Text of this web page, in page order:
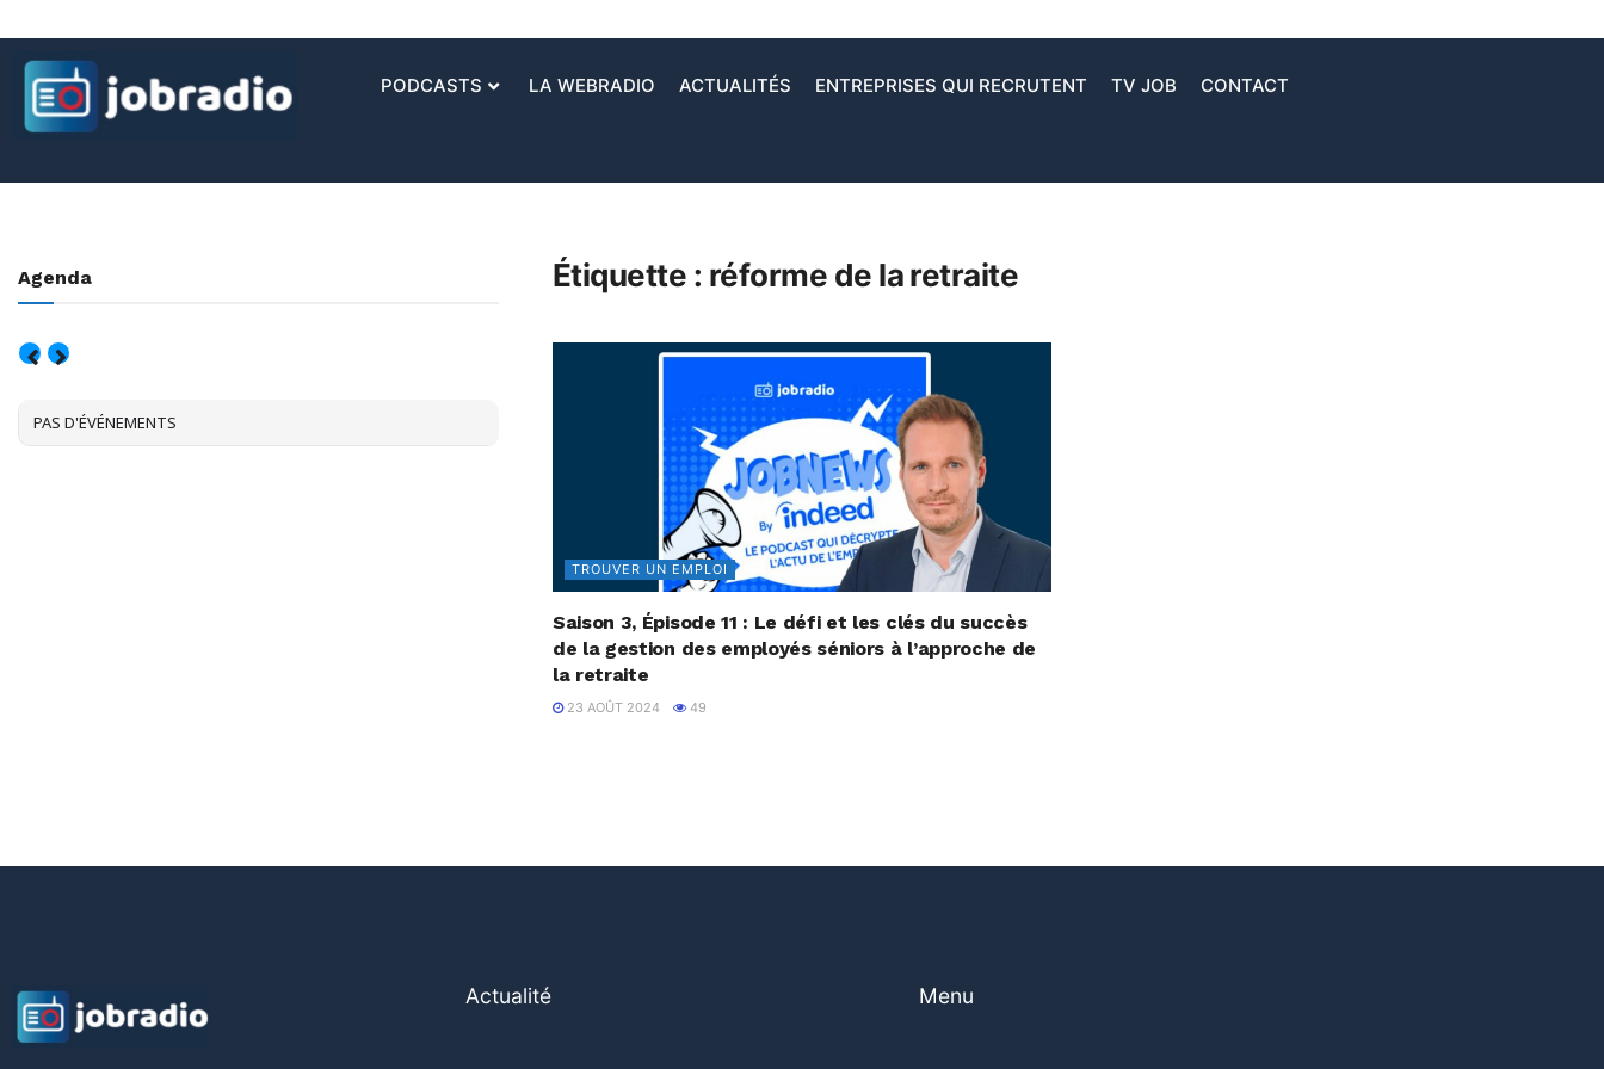
PODCASTS LA WEBRADIO ACTUALITÉS ENTREPRISES QUI RECRUTENT TV JOB CONTACT
Étiquette : réforme de la retraite
TROUVER UN EMPLOI
Saison 3, Épisode 11 : Le défi et les clés du succès
de la gestion des employés séniors à l’approche de
la retraite
23 AOÛT 2024 49
Agenda
PAS D'ÉVÉNEMENTS
Actualité Menu